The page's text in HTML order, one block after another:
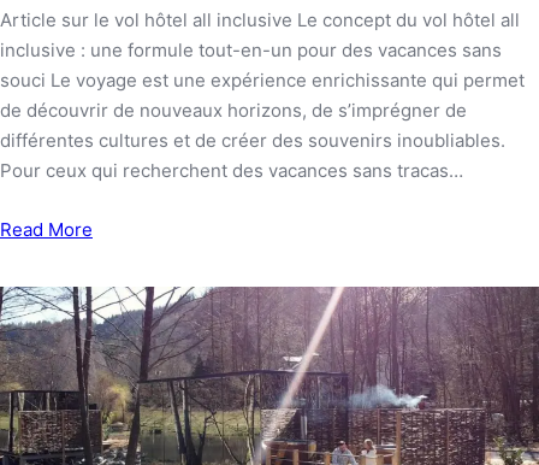
Article sur le vol hôtel all inclusive Le concept du vol hôtel all
inclusive : une formule tout-en-un pour des vacances sans
souci Le voyage est une expérience enrichissante qui permet
de découvrir de nouveaux horizons, de s’imprégner de
différentes cultures et de créer des souvenirs inoubliables.
Pour ceux qui recherchent des vacances sans tracas…
Read More